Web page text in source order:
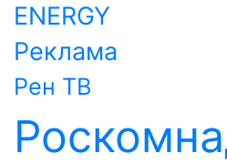
ENERGY
Реклама
Рен ТВ